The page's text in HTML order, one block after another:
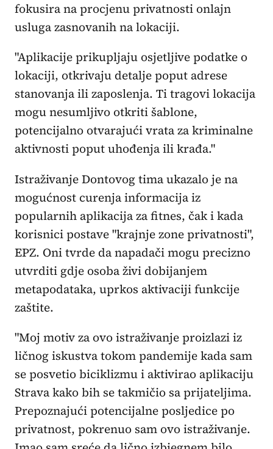
fokusira na procjenu privatnosti onlajn
usluga zasnovanih na lokaciji.
"Aplikacije prikupljaju osjetljive podatke o
lokaciji, otkrivaju detalje poput adrese
stanovanja ili zaposlenja. Ti tragovi lokacija
mogu nesumljivo otkriti šablone,
potencijalno otvarajući vrata za kriminalne
aktivnosti poput uhođenja ili krađa."
Istraživanje Dontovog tima ukazalo je na
mogućnost curenja informacija iz
popularnih aplikacija za fitnes, čak i kada
korisnici postave "krajnje zone privatnosti",
EPZ. Oni tvrde da napadači mogu precizno
utvrditi gdje osoba živi dobijanjem
metapodataka, uprkos aktivaciji funkcije
zaštite.
"Moj motiv za ovo istraživanje proizlazi iz
ličnog iskustva tokom pandemije kada sam
se posvetio biciklizmu i aktivirao aplikaciju
Strava kako bih se takmičio sa prijateljima.
Prepoznajući potencijalne posljedice po
privatnost, pokrenuo sam ovo istraživanje.